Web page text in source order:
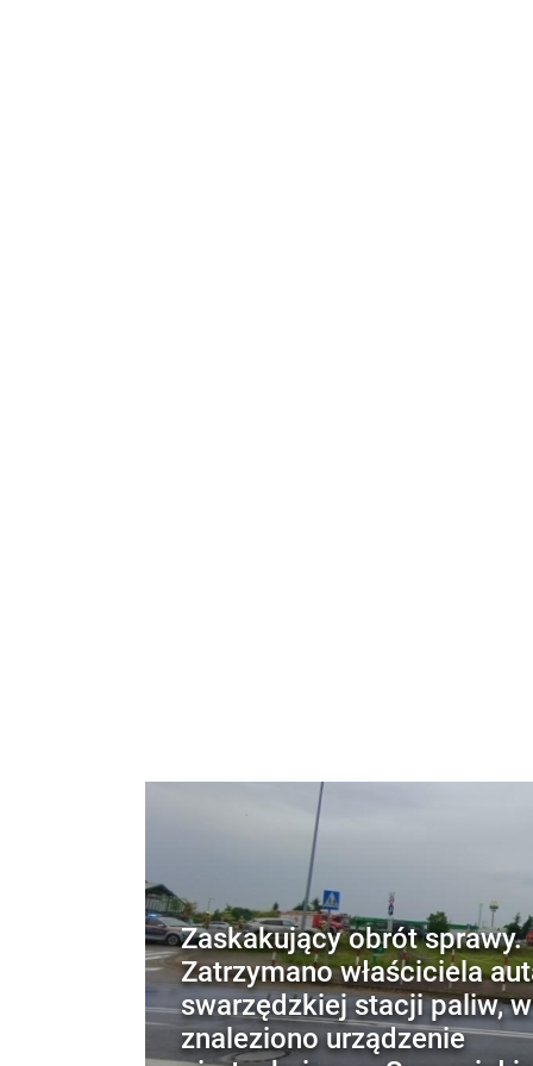
Zaskakujący obrót sprawy.
Zatrzymano właściciela
swarzędzkiej stacji paliw,
znaleziono urządzenie